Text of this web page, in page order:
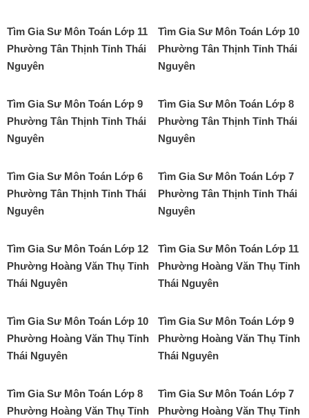
Tìm Gia Sư Môn Toán Lớp 11
Phường Tân Thịnh Tỉnh Thái
Nguyên
Tìm Gia Sư Môn Toán Lớp 10
Phường Tân Thịnh Tỉnh Thái
Nguyên
Tìm Gia Sư Môn Toán Lớp 9
Phường Tân Thịnh Tỉnh Thái
Nguyên
Tìm Gia Sư Môn Toán Lớp 8
Phường Tân Thịnh Tỉnh Thái
Nguyên
Tìm Gia Sư Môn Toán Lớp 6
Phường Tân Thịnh Tỉnh Thái
Nguyên
Tìm Gia Sư Môn Toán Lớp 7
Phường Tân Thịnh Tỉnh Thái
Nguyên
Tìm Gia Sư Môn Toán Lớp 12
Phường Hoàng Văn Thụ Tỉnh
Thái Nguyên
Tìm Gia Sư Môn Toán Lớp 11
Phường Hoàng Văn Thụ Tỉnh
Thái Nguyên
Tìm Gia Sư Môn Toán Lớp 10
Phường Hoàng Văn Thụ Tỉnh
Thái Nguyên
Tìm Gia Sư Môn Toán Lớp 9
Phường Hoàng Văn Thụ Tỉnh
Thái Nguyên
Tìm Gia Sư Môn Toán Lớp 8
Phường Hoàng Văn Thụ Tỉnh
Tìm Gia Sư Môn Toán Lớp 7
Phường Hoàng Văn Thụ Tỉnh